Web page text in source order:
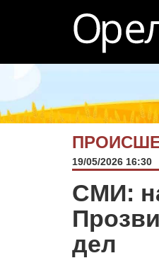
19/05/2026 16:30
СМИ:
дел